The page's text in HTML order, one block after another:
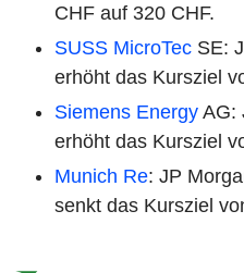
CHF auf 320 CHF.
SUSS MicroTec SE:
erhöht das Kursziel
Siemens Energy AG:
erhöht das Kursziel
Munich Re: JP
senkt das Kursziel